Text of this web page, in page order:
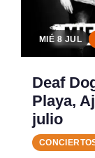
MIÉ 8 JUL
Deaf
Playa,
julio